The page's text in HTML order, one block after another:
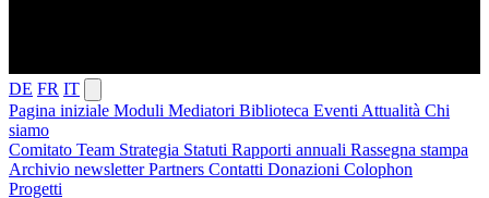
DE FR IT
Pagina iniziale Moduli Mediatori Biblioteca Eventi Attualità Chi
siamo
Comitato Team Strategia Statuti Rapporti annuali Rassegna stampa
Archivio newsletterPartners Contatti Donazioni Colophon
Progetti